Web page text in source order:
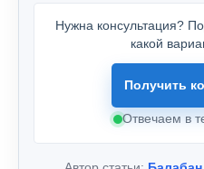
Нужна консультация?
какой
Получить
Отвечаем в